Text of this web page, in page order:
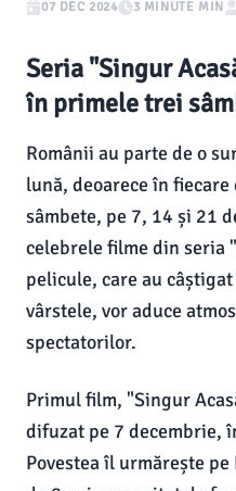
07 DEC 2024 3 MINUTE MIN
Seria "Singur
în primele trei
Românii au parte de o
lună, deoarece în
sâmbete, pe 7, 14 și 21
celebrele filme din seria
pelicule, care au
vârstele, vor aduce
spectatorilor.
Primul film, "Singur
difuzat pe 7 decembrie,
Povestea îl urmărește